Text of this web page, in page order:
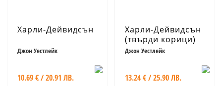
Харли-Дейвидсън
Джон Уестлейк
10.69 € / 20.91 ЛВ.
Харли-Дейвидсън
(твърди корици)
Джон Уестлейк
13.24 € / 25.90 ЛВ.